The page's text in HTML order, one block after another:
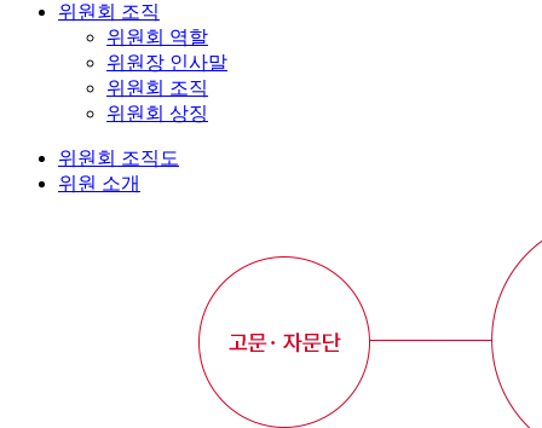
위원회 조직
위원회 역할
위원장 인사말
위원회 조직
위원회 상징
위원회 조직도
위원 소개